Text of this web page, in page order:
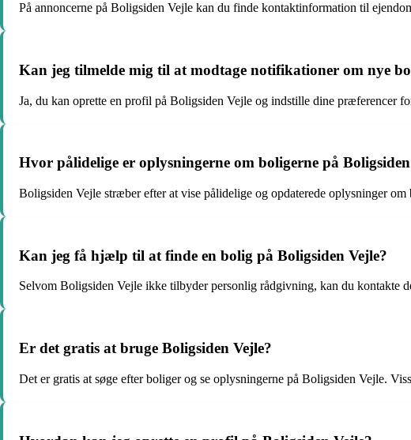
På annoncerne på Boligsiden Vejle kan du finde kontaktinformation til
Kan jeg tilmelde mig til at modtage notifikationer om nye
Ja, du kan oprette en profil på Boligsiden Vejle og indstille dine præferencer
Hvor pålidelige er oplysningerne om boligerne på
Boligsiden Vejle stræber efter at vise pålidelige og opdaterede oplysninger
Kan jeg få hjælp til at finde en bolig på Boligsiden Vejle?
Selvom Boligsiden Vejle ikke tilbyder personlig rådgivning, kan du kontakte
Er det gratis at bruge Boligsiden Vejle?
Det er gratis at søge efter boliger og se oplysningerne på Boligsiden Vejle.